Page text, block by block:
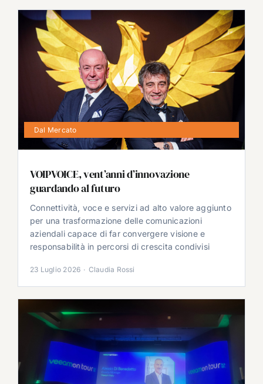
Dal Mercato
VOIPVOICE, vent’anni d’innovazione
guardando al futuro
Connettività, voce e servizi ad alto valore aggiunto
per una trasformazione delle comunicazioni
aziendali capace di far convergere visione e
responsabilità in percorsi di crescita condivisi
23 Luglio 2026 · Claudia Rossi